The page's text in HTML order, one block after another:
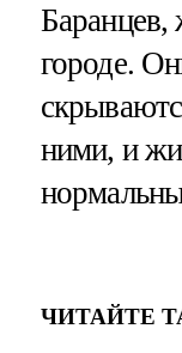
городе.
ними, и
ЧИТАЙТЕ